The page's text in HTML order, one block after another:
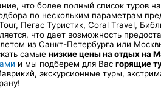
что более полный список туров
по нескольким параметрам
Пегас Туристик, Coral Travel,
что дает возможность
из Санкт-Петербурга или
самые низкие цены на отдых на
и мы подберем для Вас горящие
экскурсионные туры,